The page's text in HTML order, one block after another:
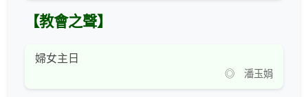
【教會之聲】
婦女主日
◎ 潘玉娟